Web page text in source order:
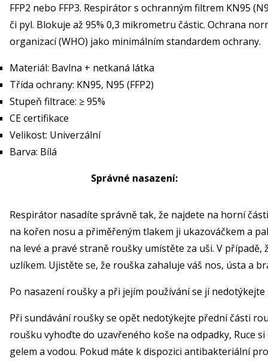
FFP2 nebo FFP3. Respirátor s ochranným filtrem KN95
či pyl. Blokuje až 95% 0,3 mikrometru částic. Ochrana
organizací (WHO) jako minimálním standardem ochrany.
Materiál: Bavlna + netkaná látka
Třída ochrany: KN95, N95 (FFP2)
Stupeň filtrace: ≥ 95%
CE certifikace
Velikost: Univerzální
Barva: Bílá
Správné nasazení:
Respirátor nasadíte správně tak, že najdete na horní
na kořen nosu a přiměřeným tlakem ji ukazováčkem a
na levé a pravé straně roušky umístěte za uši. V
uzlíkem. Ujistěte se, že rouška zahaluje váš nos, ústa a
Po nasazení roušky a při jejím používání se jí
Při sundávání roušky se opět nedotýkejte přední části
roušku vyhoďte do uzavřeného koše na odpadky, Ruce
gelem a vodou. Pokud máte k dispozici antibakteriální